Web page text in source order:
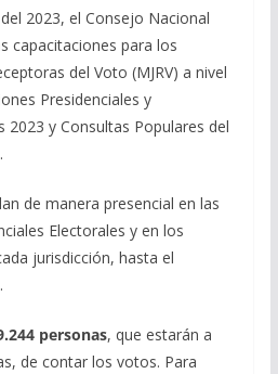
2023, el Consejo Nacional
capacitaciones para los
del Voto (MJRV) a nivel
Presidenciales y
2023 y Consultas Populares del
de manera presencial en las
Electorales y en los
jurisdicción, hasta el
personas, que estarán a
de contar los votos. Para